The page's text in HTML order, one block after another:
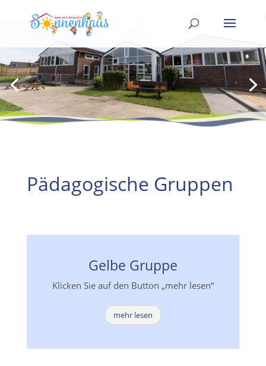
Pädagogische Gruppen
Gelbe Gruppe
Klicken Sie auf den Button „mehr lesen“
mehr lesen